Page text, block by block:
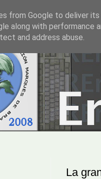
La
from Google to deliver
along with
and address abuse.